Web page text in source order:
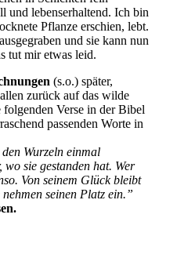
und lebenserhaltend. Ich bin
Pflanze erschien, lebt.
und sie kann nun
tut mir etwas leid.
(s.o.) später,
zurück auf das wilde
Verse in der Bibel
passenden Worte in
Wurzeln einmal
sie gestanden hat. Wer
Von seinem Glück bleibt
seinen Platz ein.”